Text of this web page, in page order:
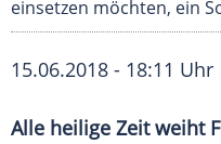
einsetzen möchten, ein
15.06.2018 - 18:11 Uhr
Alle heilige Zeit weiht